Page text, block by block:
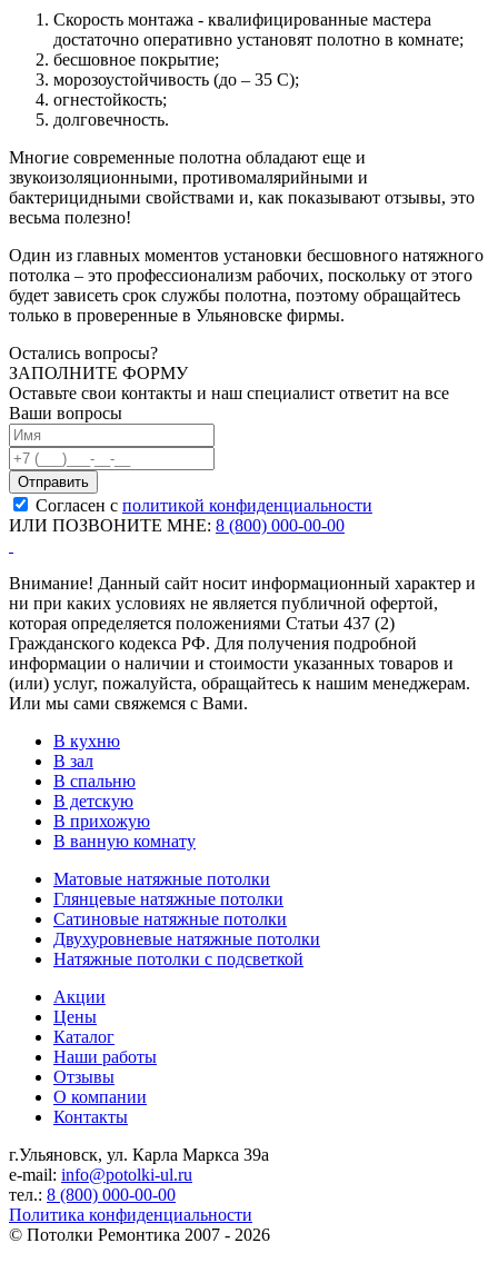
Скорость монтажа - квалифицированные мастера
достаточно оперативно установят полотно в комнате;
бесшовное покрытие;
морозоустойчивость (до – 35 С);
огнестойкость;
долговечность.
Многие современные полотна обладают еще и
звукоизоляционными, противомалярийными и
бактерицидными свойствами и, как показывают отзывы, это
весьма полезно!
Один из главных моментов установки бесшовного натяжного
потолка – это профессионализм рабочих, поскольку от этого
будет зависеть срок службы полотна, поэтому обращайтесь
только в проверенные в Ульяновске фирмы.
Остались вопросы?
ЗАПОЛНИТЕ ФОРМУ
Оставьте свои контакты и наш специалист ответит на все
Ваши вопросы
Согласен с политикой конфиденциальности
ИЛИ ПОЗВОНИТЕ МНЕ: 8 (800) 000-00-00
Внимание! Данный сайт носит информационный характер и
ни при каких условиях не является публичной офертой,
которая определяется положениями Статьи 437 (2)
Гражданского кодекса РФ. Для получения подробной
информации о наличии и стоимости указанных товаров и
(или) услуг, пожалуйста, обращайтесь к нашим менеджерам.
Или мы сами свяжемся с Вами.
В кухню
В зал
В спальню
В детскую
В прихожую
В ванную комнату
Матовые натяжные потолки
Глянцевые натяжные потолки
Сатиновые натяжные потолки
Двухуровневые натяжные потолки
Натяжные потолки с подсветкой
Акции
Цены
Каталог
Наши работы
Отзывы
О компании
Контакты
г.Ульяновск, ул. Карла Маркса 39а
e-mail: info@potolki-ul.ru
тел.: 8 (800) 000-00-00
Политика конфиденциальности
© Потолки Ремонтика 2007 - 2026